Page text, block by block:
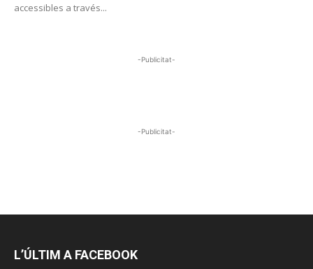
accessibles a través...
-Publicitat-
-Publicitat-
L’ÚLTIM A FACEBOOK